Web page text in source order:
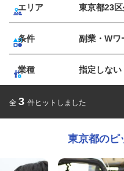
エリア 東京都23
条件 副業・Wワ
業種 指定しない
全 3 件ヒットしました
東京都のピ